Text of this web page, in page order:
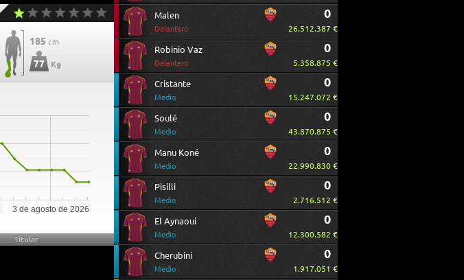
185 cm
77 Kg
3 de agosto de 2026
Titular
Malen
Delantero
0
26.512.387 €
Robinio Vaz
Delantero
0
5.358.875 €
Cristante
Medio
0
15.247.072 €
Soulé
Medio
0
43.870.875 €
Manu Koné
Medio
0
22.990.830 €
Pisilli
Medio
0
2.716.512 €
El Aynaoui
Medio
0
12.300.582 €
Cherubini
Medio
0
1.917.051 €